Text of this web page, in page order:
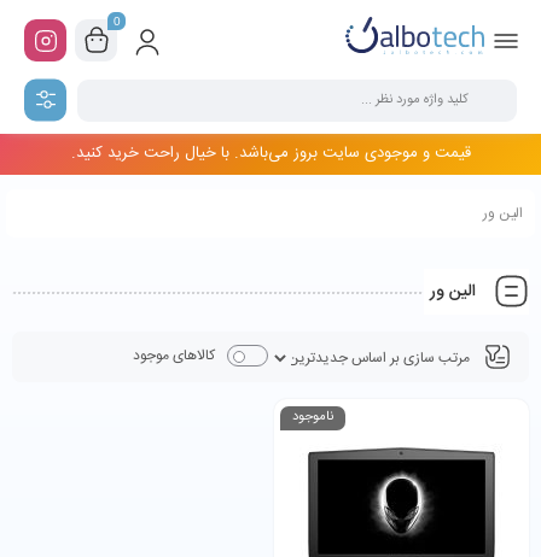
0
قیمت و موجودی سایت بروز می‌باشد. با خیال راحت خرید کنید.
الین ور
الین ور
کالاهای موجود
ناموجود